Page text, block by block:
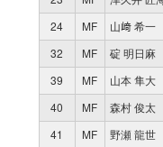
24
MF 山﨑 希一
32
MF 碇 明日麻
39
MF 山本 隼大
40
MF 森村 俊太
41
MF 野瀬 龍世